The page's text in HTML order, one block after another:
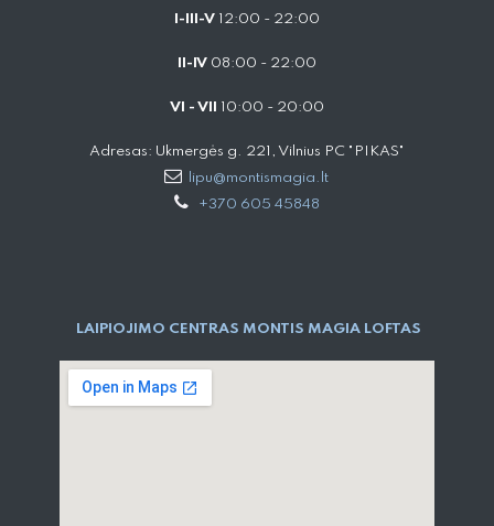
I-III-V 12:00 - 22:00
II-IV 08:00 - 22:00
VI - VII 10:00 - 20:00
Adresas: Ukmergės g. 221, Vilnius PC "PIKAS"
lipu@montismagia.lt
+370 605 45848
LAIPIOJIMO CENTRAS MONTIS MAGIA LOFTAS